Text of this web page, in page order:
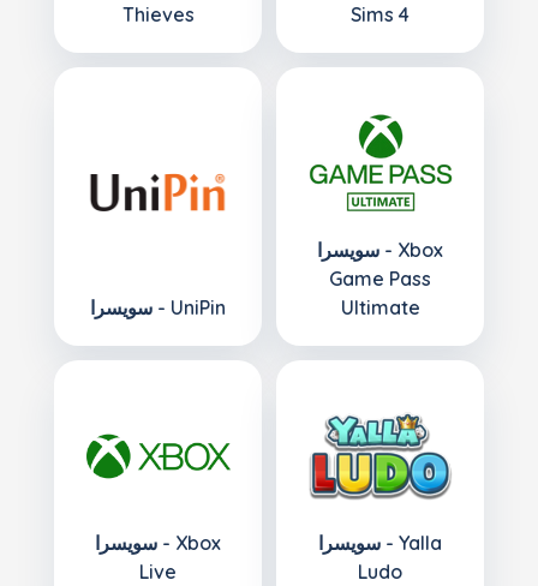
Thieves
Sims 4
سويسرا - UniPin
سويسرا - Xbox
Game Pass
Ultimate
سويسرا - Xbox
Live
سويسرا - Yalla
Ludo